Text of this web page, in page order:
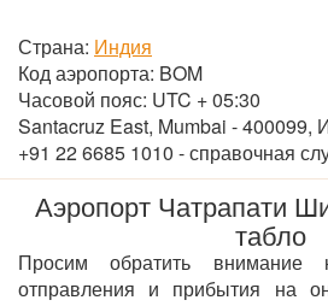
Страна: Индия
Код аэропорта: BOM
Часовой пояс: UTC + 05:30
Santacruz East, Mumbai - 400099,
+91 22 6685 1010 - справочная
Аэропорт Чатрапати
табло
Просим обратить
отправления и прибытия на